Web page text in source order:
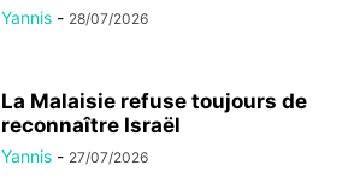
Yannis - 28/07/2026
La Malaisie refuse toujours de
reconnaître Israël
Yannis - 27/07/2026